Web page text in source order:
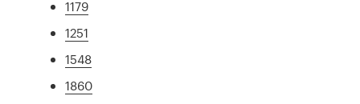
1179
1251
1548
1860